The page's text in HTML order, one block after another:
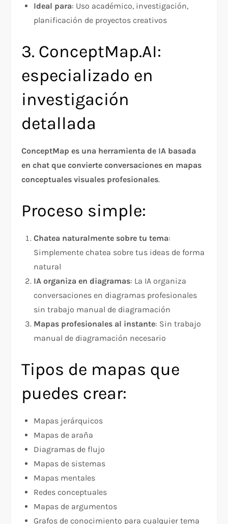
Ideal para: Uso académico, investigación,
planificación de proyectos creativos
3. ConceptMap.AI:
especializado en
investigación
detallada
ConceptMap es una herramienta de IA basada
en chat que convierte conversaciones en mapas
conceptuales visuales profesionales.
Proceso simple:
Chatea naturalmente sobre tu tema:
Simplemente chatea sobre tus ideas de forma
natural
IA organiza en diagramas: La IA organiza
conversaciones en diagramas profesionales
sin trabajo manual de diagramación
Mapas profesionales al instante: Sin trabajo
manual de diagramación necesario
Tipos de mapas que
puedes crear:
Mapas jerárquicos
Mapas de araña
Diagramas de flujo
Mapas de sistemas
Mapas mentales
Redes conceptuales
Mapas de argumentos
Grafos de conocimiento para cualquier tema